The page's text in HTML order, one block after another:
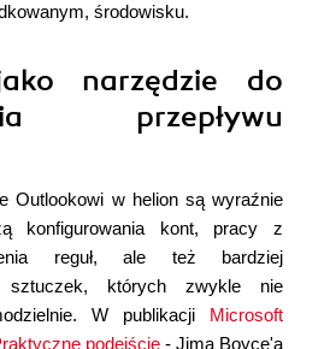
środowisku.
narzędzie do
przepływu
Outlookowi w helion są wyraźnie
konfigurowania kont, pracy z
reguł, ale też bardziej
sztuczek, których zwykle nie
W publikacji Microsoft
podejście - Jima Boyce'a